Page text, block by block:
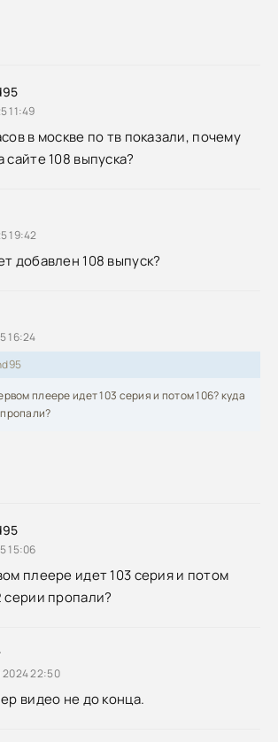
11:49
в москве по тв показали, почему
108 выпуска?
19:42
добавлен 108 выпуск?
16:24
плеере идет 103 серия и потом 106? куда
15:06
плеере идет 103 серия и потом
серии пропали?
2024 22:50
видео не до конца.